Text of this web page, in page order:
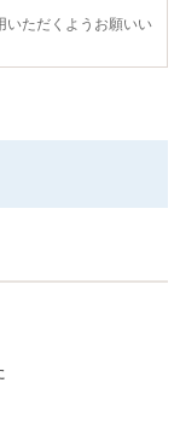
いただくようお願いい